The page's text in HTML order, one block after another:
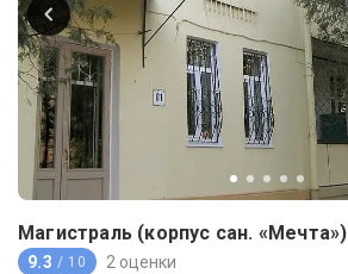
Магистраль (корпус сан. «Мечта»)
9.3 / 10 2 оценки